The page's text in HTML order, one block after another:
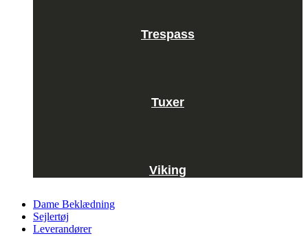
Trespass
Tuxer
Viking
Dame Beklædning
Sejlertøj
Leverandører